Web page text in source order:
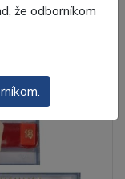
že odborníkom